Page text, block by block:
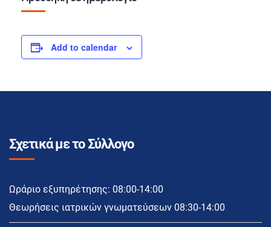
Add to calendar
Σχετικά με το Σύλλογο
Ωράριο εξυπηρέτησης: 08:00-14:00
Θεωρήσεις ιατρικών γνωματεύσεων 08:30-14:00